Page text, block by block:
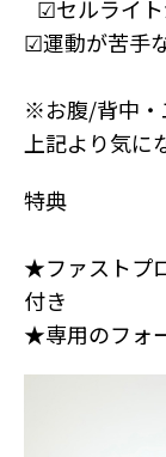
☑︎セルライ
☑︎運動が苦手
※お腹/背中・
上記より気に
特典
★ファストプ
付き
★専用のフォ